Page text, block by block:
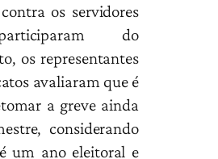
os servidores
do
os representantes
avaliaram que é
a greve ainda
considerando
um ano eleitoral e